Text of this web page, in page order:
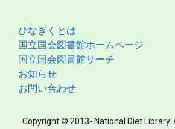
ひなぎくとは
国立国会図書館ホームページ
国立国会図書館サーチ
お知らせ
お問い合わせ
Copyright © 2013- National Diet Library.